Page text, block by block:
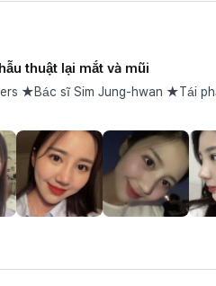
thuật lại mắt và mũi
hwan ★Tái phẫu thuật mắt/Mũi ★1 tháng Đây là review